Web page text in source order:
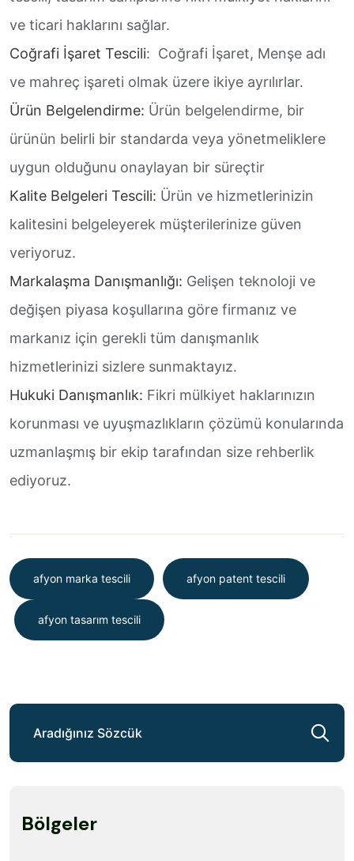
ve ticari haklarını sağlar.
Coğrafi İşaret Tescili: Coğrafi İşaret, Menşe adı
ve mahreç işareti olmak üzere ikiye ayrılırlar.
Ürün Belgelendirme: Ürün belgelendirme, bir
ürünün belirli bir standarda veya yönetmeliklere
uygun olduğunu onaylayan bir süreçtir
Kalite Belgeleri Tescili: Ürün ve hizmetlerinizin
kalitesini belgeleyerek müşterilerinize güven
veriyoruz.
Markalaşma Danışmanlığı: Gelişen teknoloji ve
değişen piyasa koşullarına göre firmanız ve
markanız için gerekli tüm danışmanlık
hizmetlerinizi sizlere sunmaktayız.
Hukuki Danışmanlık: Fikri mülkiyet haklarınızın
korunması ve uyuşmazlıkların çözümü konularında
uzmanlaşmış bir ekip tarafından size rehberlik
ediyoruz.
afyon marka tescili afyon patent tescili
afyon tasarım tescili
Bölgeler